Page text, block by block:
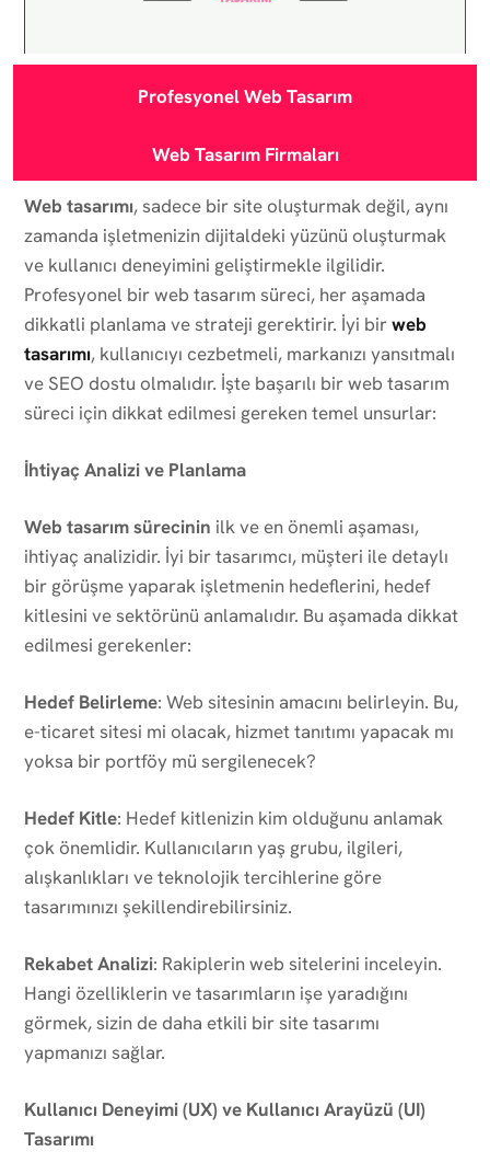
Profesyonel Web Tasarım
Web Tasarım Firmaları
Web tasarımı, sadece bir site oluşturmak değil, aynı
zamanda işletmenizin dijitaldeki yüzünü oluşturmak
ve kullanıcı deneyimini geliştirmekle ilgilidir.
Profesyonel bir web tasarım süreci, her aşamada
dikkatli planlama ve strateji gerektirir. İyi birweb
tasarımı, kullanıcıyı cezbetmeli, markanızı yansıtmalı
ve SEO dostu olmalıdır. İşte başarılı bir web tasarım
süreci için dikkat edilmesi gereken temel unsurlar:
İhtiyaç Analizi ve Planlama
Web tasarım sürecinin ilk ve en önemli aşaması,
ihtiyaç analizidir. İyi bir tasarımcı, müşteri ile detaylı
bir görüşme yaparak işletmenin hedeflerini, hedef
kitlesini ve sektörünü anlamalıdır. Bu aşamada dikkat
edilmesi gerekenler:
Hedef Belirleme: Web sitesinin amacını belirleyin. Bu,
e-ticaret sitesi mi olacak, hizmet tanıtımı yapacak mı
yoksa bir portföy mü sergilenecek?
Hedef Kitle: Hedef kitlenizin kim olduğunu anlamak
çok önemlidir. Kullanıcıların yaş grubu, ilgileri,
alışkanlıkları ve teknolojik tercihlerine göre
tasarımınızı şekillendirebilirsiniz.
Rekabet Analizi: Rakiplerin web sitelerini inceleyin.
Hangi özelliklerin ve tasarımların işe yaradığını
görmek, sizin de daha etkili bir site tasarımı
yapmanızı sağlar.
Kullanıcı Deneyimi (UX) ve Kullanıcı Arayüzü (UI)
Tasarımı